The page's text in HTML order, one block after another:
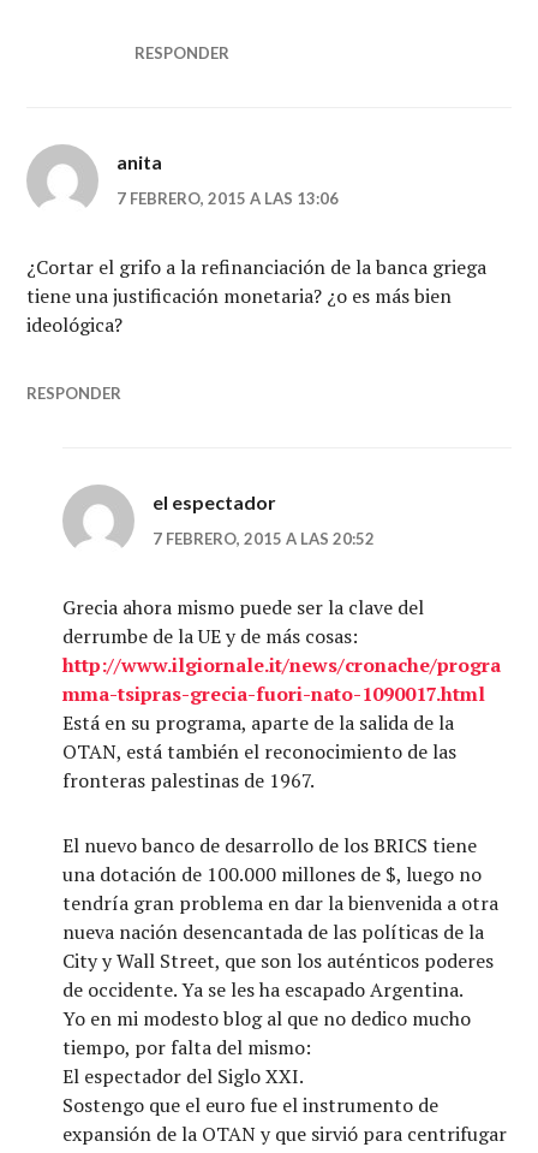
RESPONDER
anita
7 FEBRERO, 2015 A LAS 13:06
¿Cortar el grifo a la refinanciación de la banca griega
tiene una justificación monetaria? ¿o es más bien
ideológica?
RESPONDER
el espectador
7 FEBRERO, 2015 A LAS 20:52
Grecia ahora mismo puede ser la clave del
derrumbe de la UE y de más cosas:
http://www.ilgiornale.it/news/cronache/progra
mma-tsipras-grecia-fuori-nato-1090017.html
Está en su programa, aparte de la salida de la
OTAN, está también el reconocimiento de las
fronteras palestinas de 1967.
El nuevo banco de desarrollo de los BRICS tiene
una dotación de 100.000 millones de $, luego no
tendría gran problema en dar la bienvenida a otra
nueva nación desencantada de las políticas de la
City y Wall Street, que son los auténticos poderes
de occidente. Ya se les ha escapado Argentina.
Yo en mi modesto blog al que no dedico mucho
tiempo, por falta del mismo:
El espectador del Siglo XXI.
Sostengo que el euro fue el instrumento de
expansión de la OTAN y que sirvió para centrifugar